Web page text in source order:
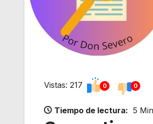
Vistas: 217 0 0
Tiempo de lectura: 5